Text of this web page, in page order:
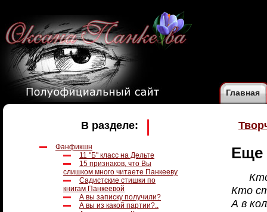
Главная
В разделе:
Фанфикшн
11 "Б" класс на Дельте
15 признаков, что Вы
слишком много читаете Панкееву
Cадистские стишки по
книгам Панкеевой
А вы записку получили?
А вы из какой партии?..
Еще
Кто
А в